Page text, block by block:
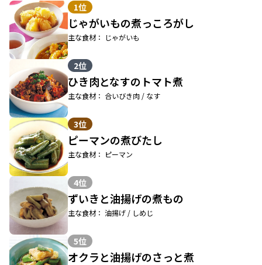
1位
じゃがいもの煮っころがし
主な食材： じゃがいも
2位
ひき肉となすのトマト煮
主な食材： 合いびき肉 / なす
3位
ピーマンの煮びたし
主な食材： ピーマン
4位
ずいきと油揚げの煮もの
主な食材： 油揚げ / しめじ
5位
オクラと油揚げのさっと煮